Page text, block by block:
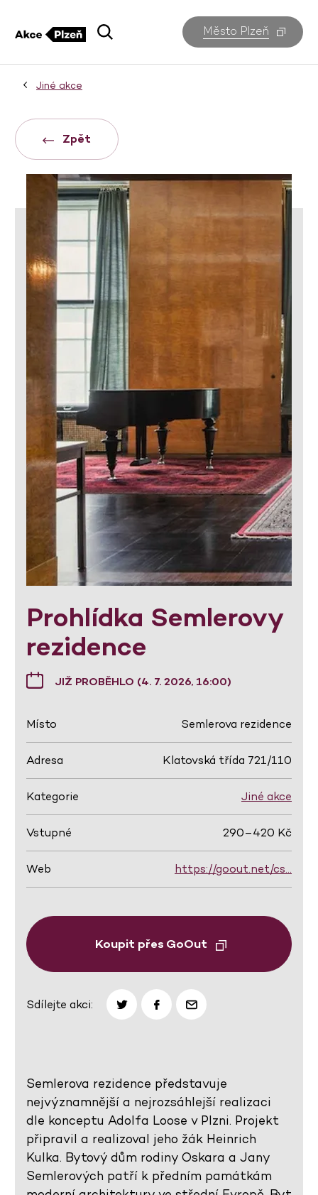
Město Plzeň
Jiné akce
Zpět
Prohlídka Semlerovy
rezidence
JIŽ PROBĚHLO (4. 7. 2026, 16:00)
Místo Semlerova rezidence
Adresa Klatovská třída 721/110
Kategorie Jiné akce
Vstupné 290–420 Kč
Web https://goout.net/cs…
Koupit přes GoOut
Sdílejte akci:
Semlerova rezidence představuje
nejvýznamnější a nejrozsáhlejší realizaci
dle konceptu Adolfa Loose v Plzni. Projekt
připravil a realizoval jeho žák Heinrich
Kulka. Bytový dům rodiny Oskara a Jany
Semlerových patří k předním památkám